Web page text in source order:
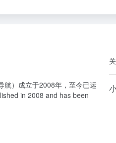
航）成立于2008年，至今已运
in 2008 and has been